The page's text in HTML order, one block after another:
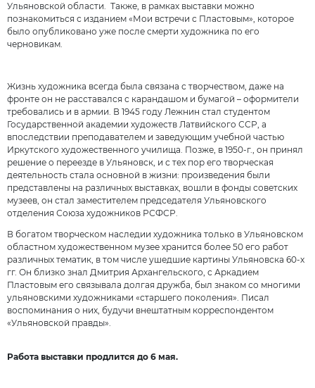
Ульяновской области. Также, в рамках выставки можно
познакомиться с изданием «Мои встречи с Пластовым», которое
было опубликовано уже после смерти художника по его
черновикам.
Жизнь художника всегда была связана с творчеством, даже на
фронте он не расставался с карандашом и бумагой – оформители
требовались и в армии. В 1945 году Лежнин стал студентом
Государственной академии художеств Латвийского ССР, а
впоследствии преподавателем и заведующим учебной частью
Иркутского художественного училища. Позже, в 1950-г., он принял
решение о переезде в Ульяновск, и с тех пор его творческая
деятельность стала основной в жизни: произведения были
представлены на различных выставках, вошли в фонды советских
музеев, он стал заместителем председателя Ульяновского
отделения Союза художников РСФСР.
В богатом творческом наследии художника только в Ульяновском
областном художественном музее хранится более 50 его работ
различных тематик, в том числе ушедшие картины Ульяновска 60-х
гг. Он близко знал Дмитрия Архангельского, с Аркадием
Пластовым его связывала долгая дружба, был знаком со многими
ульяновскими художниками «старшего поколения». Писал
воспоминания о них, будучи внештатным корреспондентом
«Ульяновской правды».
Работа выставки продлится до 6 мая.